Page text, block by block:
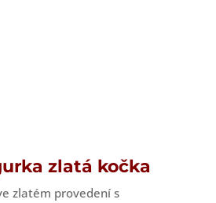
zlatá kočka
zlatém provedení s